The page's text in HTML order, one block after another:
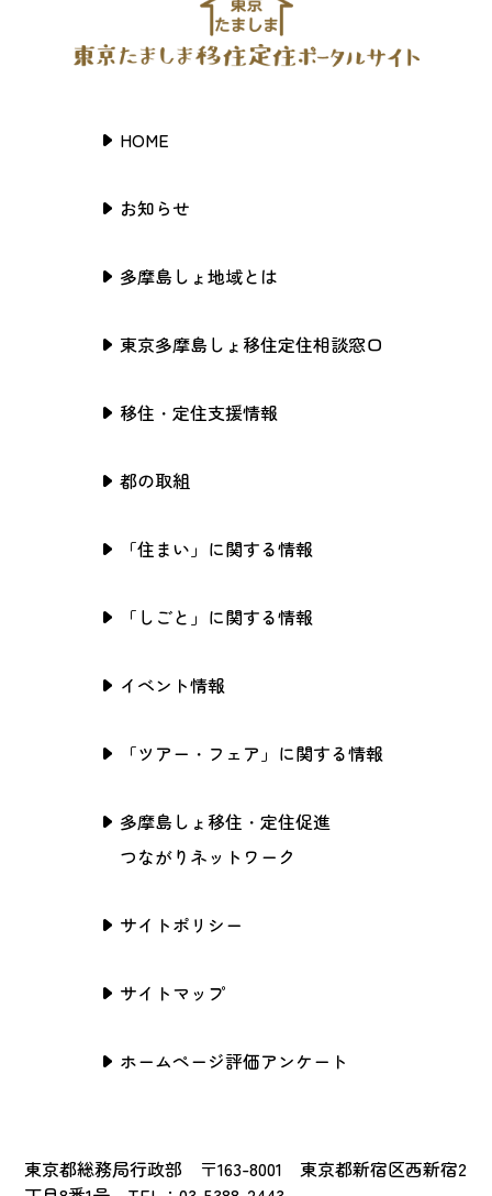
HOME
お知らせ
多摩島しょ地域とは
東京多摩島しょ移住定住相談窓口
移住・定住支援情報
都の取組
「住まい」に関する情報
「しごと」に関する情報
イベント情報
「ツアー・フェア」に関する情報
多摩島しょ移住・定住促進
つながりネットワーク
サイトポリシー
サイトマップ
ホームページ評価アンケート
東京都総務局行政部 〒163-8001 東京都新宿区西新宿2